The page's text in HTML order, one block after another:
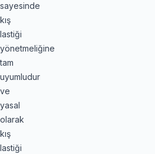
sayesinde
kış
lastiği
yönetmeliğine
tam
uyumludur
ve
yasal
olarak
kış
lastiği